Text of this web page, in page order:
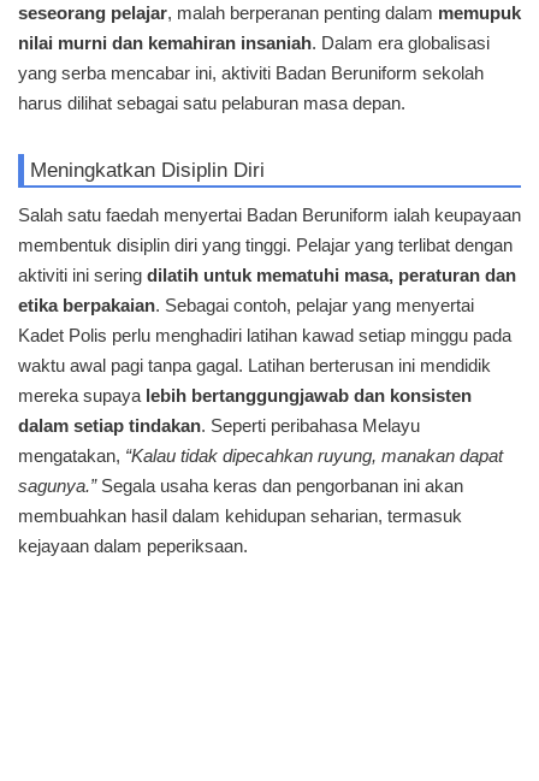
seseorang pelajar, malah berperanan penting dalam memupuk
nilai murni dan kemahiran insaniah. Dalam era globalisasi
yang serba mencabar ini, aktiviti Badan Beruniform sekolah
harus dilihat sebagai satu pelaburan masa depan.
Meningkatkan Disiplin Diri
Salah satu faedah menyertai Badan Beruniform ialah keupayaan
membentuk disiplin diri yang tinggi. Pelajar yang terlibat dengan
aktiviti ini sering dilatih untuk mematuhi masa, peraturan dan
etika berpakaian. Sebagai contoh, pelajar yang menyertai
Kadet Polis perlu menghadiri latihan kawad setiap minggu pada
waktu awal pagi tanpa gagal. Latihan berterusan ini mendidik
mereka supaya lebih bertanggungjawab dan konsisten
dalam setiap tindakan. Seperti peribahasa Melayu
mengatakan, “Kalau tidak dipecahkan ruyung, manakan dapat
sagunya.”Segala usaha keras dan pengorbanan ini akan
membuahkan hasil dalam kehidupan seharian, termasuk
kejayaan dalam peperiksaan.